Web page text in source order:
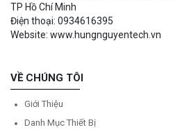
TP Hồ Chí Minh
Điện thoại: 0934616395
Website: www.hungnguyentech.vn
VỀ CHÚNG TÔI
Giới Thiệu
Danh Mục Thiết Bị